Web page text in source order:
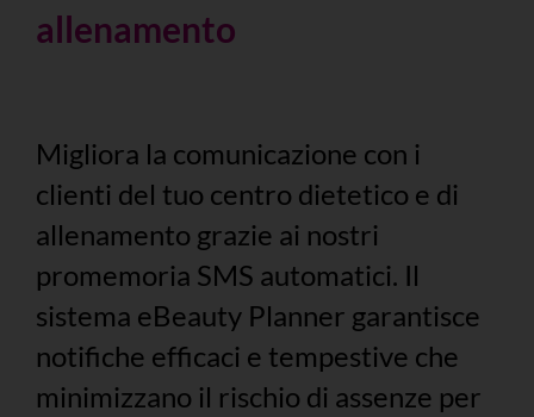
allenamento
Migliora la comunicazione con i
clienti del tuo centro dietetico e di
allenamento grazie ai nostri
promemoria SMS automatici. Il
sistema eBeauty Planner garantisce
notifiche efficaci e tempestive che
minimizzano il rischio di assenze per